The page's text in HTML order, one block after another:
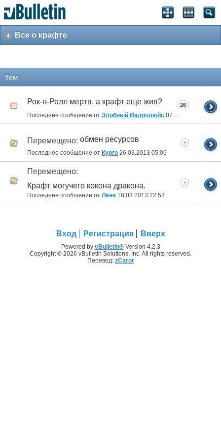
Все о крафте
Тем
Рок-н-Ролл мертв, а крафт еще жив?
Последнее сообщение от Злобный Йадоплюйс 07.11.2013 06:52
26
Перемещено: обмен ресурсов
Последнее сообщение от Курго 26.03.2013 05:06
-
Перемещено:
Крафт могучего кокона дракона.
Последнее сообщение от Лёня 18.03.2013 22:53
-
Вход Регистрация Вверх
Powered by vBulletin®Version 4.2.3
Copyright © 2026 vBulletin Solutions, Inc. All rights reserved.
Перевод: zCarot